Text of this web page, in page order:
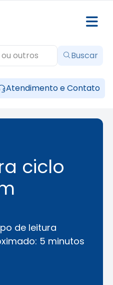
Atendimento e Contato
Buscar
ciclo
de leitura
5 minutos